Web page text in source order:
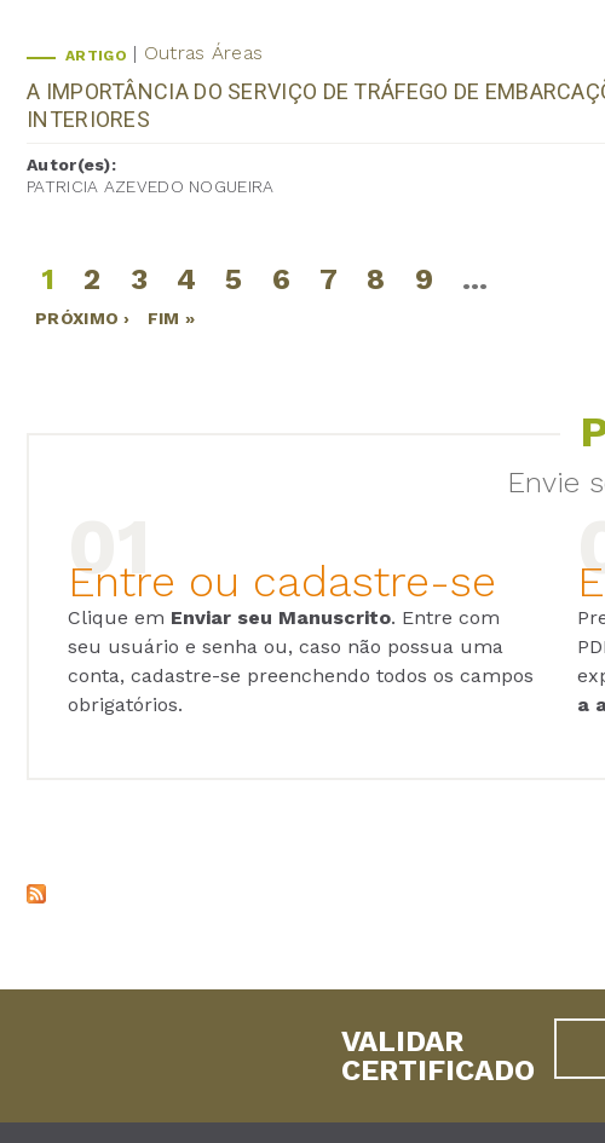
ARTIGO Outras Áreas
A IMPORTÂNCIA DO SERVIÇO DE TRÁFEGO DE
INTERIORES
Autor(es):
PATRICIA AZEVEDO NOGUEIRA
Páginas
1 2 3 4 5 6 7 8 9 …
PRÓXIMO › FIM »
Envie
Entre ou cadastre-se
Clique em Enviar seu Manuscrito. Entre com
seu usuário e senha ou, caso não possua uma
conta, cadastre-se preenchendo todos os campos
obrigatórios.
a
VALIDAR
CERTIFICADO